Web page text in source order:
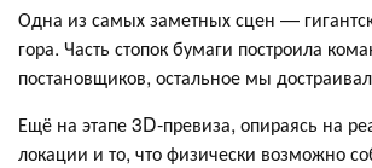
Одна из самых заметных сцен —
гора. Часть стопок бумаги построила
постановщиков, остальное мы
Ещё на этапе 3D-превиза, опираясь на
локации и то, что физически возможно